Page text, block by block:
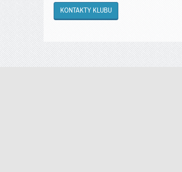
KONTAKTY KLUBU